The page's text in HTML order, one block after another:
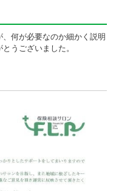
何が必要なのか細かく説明
うございました。